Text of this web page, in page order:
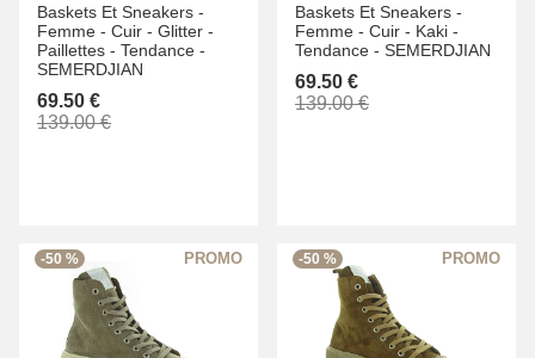
Baskets Et Sneakers -
Femme - Cuir - Glitter -
Paillettes - Tendance -
SEMERDJIAN
69.50 €
139.00 €
Baskets Et Sneakers -
Femme - Cuir - Kaki -
Tendance - SEMERDJIAN
69.50 €
139.00 €
-50 % -50 %